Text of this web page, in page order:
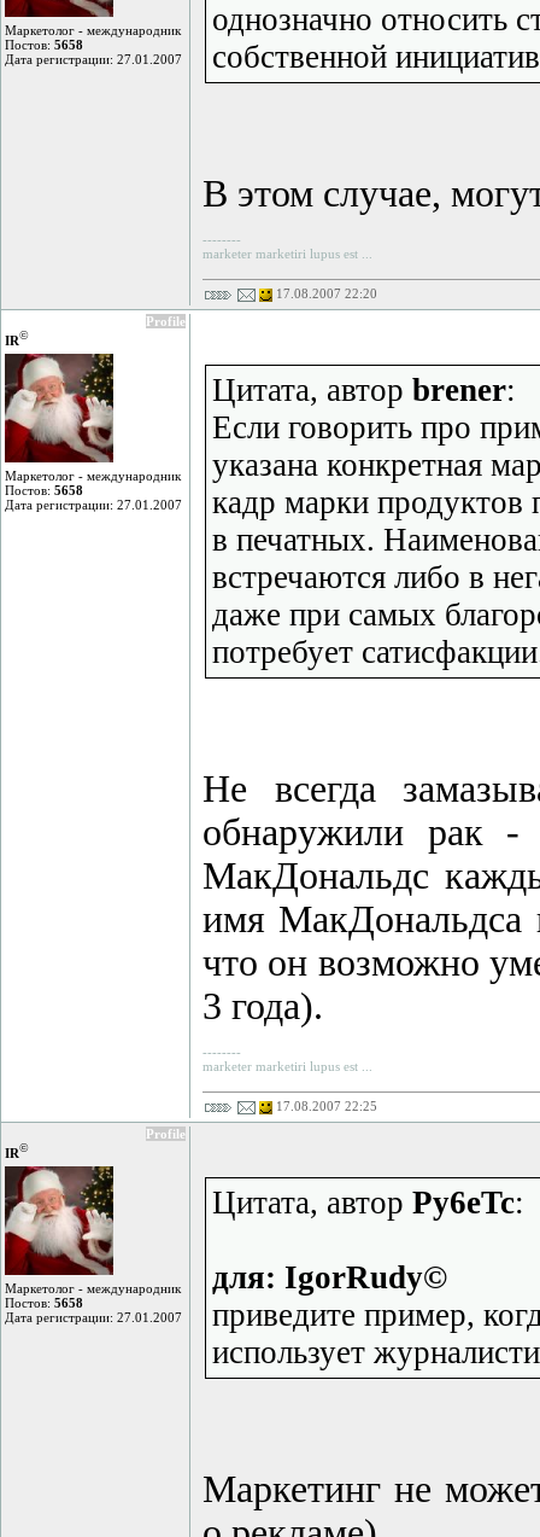
Маркетолог - международник
Постов: 5658
Дата регистрации: 27.01.2007
однозначно относить
собственной
В этом случае,
--------
marketer marketiri lupus est ...
17.08.2007 22:20
Profile
IR©
Маркетолог - международник
Постов: 5658
Дата регистрации: 27.01.2007
Цитата, автор brener:
Если говорить про
указана конкретная
кадр марки продуктов
в печатных.
встречаются либо в
даже при самых
потребует
Не всегда
обнаружили рак
МакДональдс
имя МакДональдса
что он возможно
3 года).
--------
marketer marketiri lupus est ...
17.08.2007 22:25
Profile
IR©
Маркетолог - международник
Постов: 5658
Дата регистрации: 27.01.2007
Цитата, автор Py6eTc:
для: IgorRudy©
приведите пример,
использует
Маркетинг не